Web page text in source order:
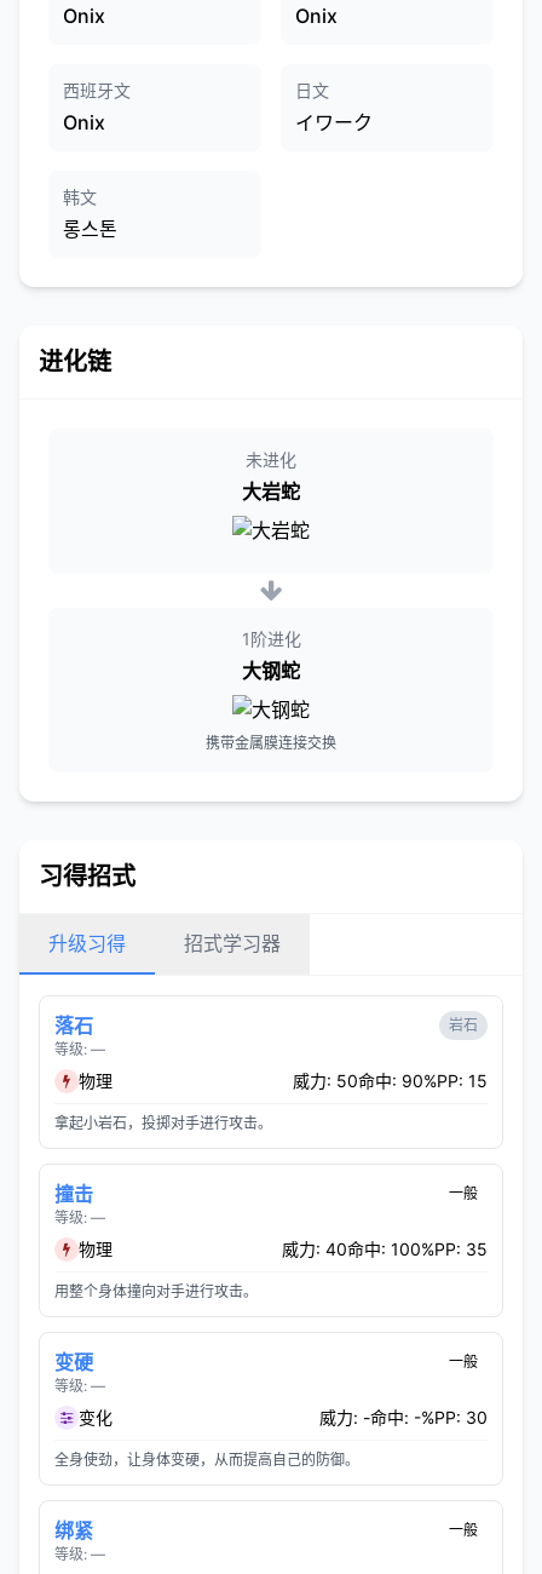
Onix Onix
西班牙文
Onix
日文
イワーク
韩文
롱스톤
进化链
未进化
大岩蛇
1阶进化
大钢蛇
携带金属膜连接交换
习得招式
升级习得 招式学习器
落石
等级: —
岩石
物理 威力: 50命中: 90%PP: 15
拿起小岩石，投掷对手进行攻击。
撞击
等级: —
一般
物理 威力: 40命中: 100%PP: 35
用整个身体撞向对手进行攻击。
变硬
等级: —
一般
变化 威力: -命中: -%PP: 30
全身使劲，让身体变硬，从而提高自己的防御。
绑紧
等级: —
一般